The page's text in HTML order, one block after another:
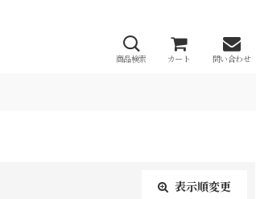
商品検索 カート 問い合わせ
表示順変更